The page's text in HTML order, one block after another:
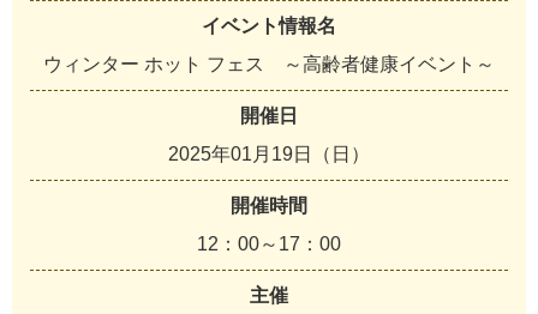
イベント情報名
ウィンター ホット フェス ～高齢者健康イベント～
開催日
2025年01月19日（日）
開催時間
12：00～17：00
主催